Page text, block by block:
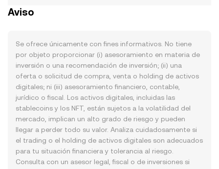
Aviso
Se ofrece únicamente con fines informativos. No tiene
por objeto proporcionar (i) asesoramiento en materia de
inversión o una recomendación de inversión; (ii) una
oferta o solicitud de compra, venta o holding de activos
digitales; ni (iii) asesoramiento financiero, contable,
jurídico o fiscal. Los activos digitales, incluidas las
stablecoins y los NFT, están sujetos a la volatilidad del
mercado, implican un alto grado de riesgo y pueden
llegar a perder todo su valor. Analiza cuidadosamente si
el trading o el holding de activos digitales son adecuados
para tu situación financiera y tolerancia al riesgo.
Consulta con un asesor legal, fiscal o de inversiones si